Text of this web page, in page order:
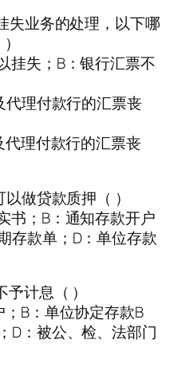
失业务的处理，以下哪
挂失；B：银行汇票不
代理付款行的汇票丧
代理付款行的汇票丧
做贷款质押（ ）
书；B：通知存款开户
存款单；D：单位存款
计息（ ）
B：单位协定存款B
D：被公、检、法部门